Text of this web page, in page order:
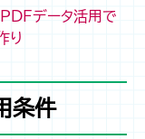
PDFデータ活用で
り
条件